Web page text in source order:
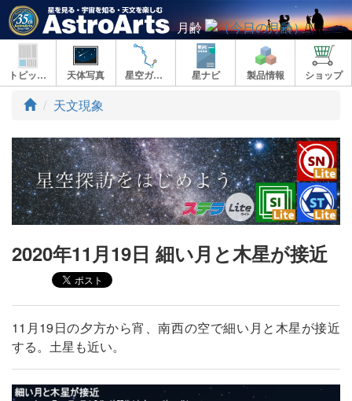
月齢
トピックス 天体写真 星空ガイド 星ナビ 製品情報 ショップ
ト
プ
天文現象
2020年11月19日 細い月と木星が接近
11月19日の夕方から宵、南西の空で細い月と木星が接近
する。土星も近い。